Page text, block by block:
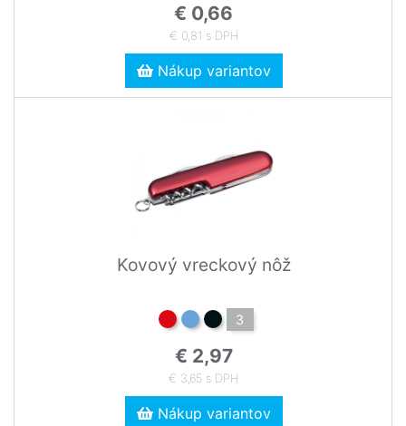
€ 0,66
€ 0,81 s DPH
Nákup variantov
Kovový vreckový nôž
3
€ 2,97
€ 3,65 s DPH
Nákup variantov